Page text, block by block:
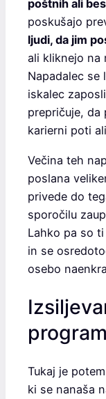
poštnih ali
poskušajo
ljudi, da jim
ali kliknejo na
Napadalec se
iskalec
prepričuje, da
karierni poti
Večina teh
poslana
privede do
sporočilu
Lahko pa so
in se
osebo
Tukaj je
ki se nanaša